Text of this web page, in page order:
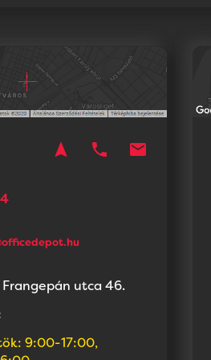
navigation phone mail
Frangepán utca 46.
9:00-17:00,